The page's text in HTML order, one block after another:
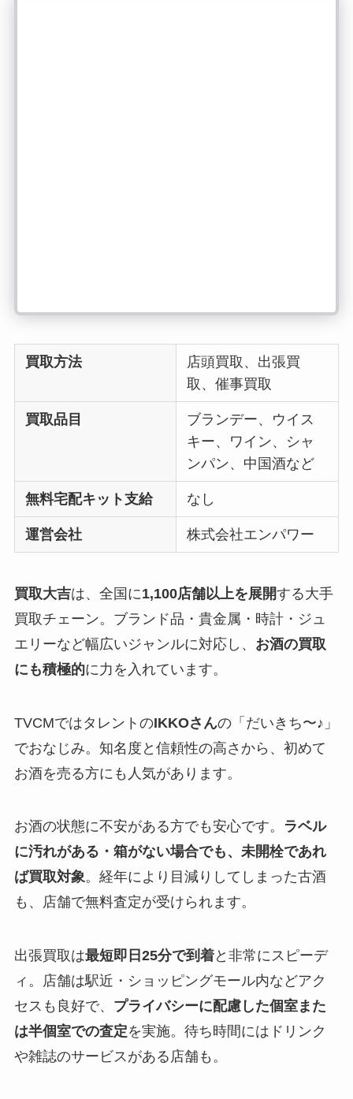
買取方法
店頭買取、出張買
取、催事買取
買取品目
ブランデー、ウイス
キー、ワイン、シャ
ンパン、中国酒など
無料宅配キット支給 なし
運営会社 株式会社エンパワー
買取大吉は、全国に1,100店舗以上を展開する大手
買取チェーン。ブランド品・貴金属・時計・ジュ
エリーなど幅広いジャンルに対応し、 お酒の買取
にも積極的に力を入れています。
TVCMではタレントのIKKOさんの「だいきち〜♪」
でおなじみ。知名度と信頼性の高さから、初めて
お酒を売る方にも人気があります。
お酒の状態に不安がある方でも安心です。
ラベル
に汚れがある・箱がない場合でも、未開栓であれ
ば買取対象。経年により目減りしてしまった古酒
も、店舗で無料査定が受けられます。
出張買取は最短即日25分で到着と非常にスピーデ
ィ。店舗は駅近・ショッピングモール内などアク
セスも良好で、 プライバシーに配慮した個室また
は半個室での査定を実施。待ち時間にはドリンク
や雑誌のサービスがある店舗も。